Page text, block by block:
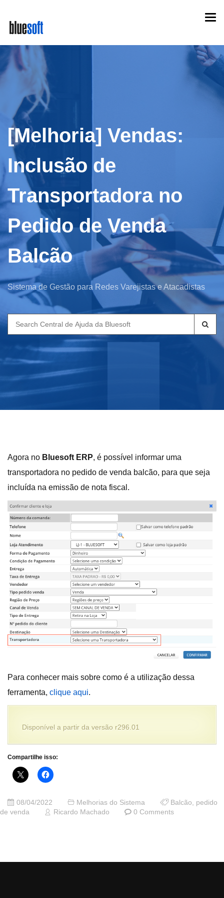
main
content
[Melhoria] Vendas:
Inclusão de
Transportadora no
Pedido de Venda
Balcão
Sistema de Gestão para Redes Varejistas e Atacadistas
Search
for:
Agora no Bluesoft ERP, é possível informar uma
transportadora no pedido de venda balcão, para que seja
incluída na emissão de nota fiscal.
Para conhecer mais sobre como é a utilização dessa
ferramenta, clique aqui.
Disponível a partir da versão r296.01
Compartilhe isso:
08/04/2022 Melhorias do Sistema Balcão, pedido
de venda
Ricardo Machado 0 Comments